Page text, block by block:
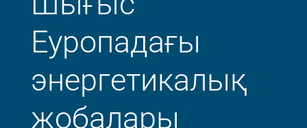
Еуропадағы
энергетикалық
жобалары